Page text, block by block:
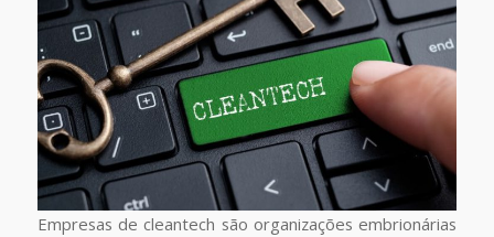
Empresas de cleantech são organizações embrionárias